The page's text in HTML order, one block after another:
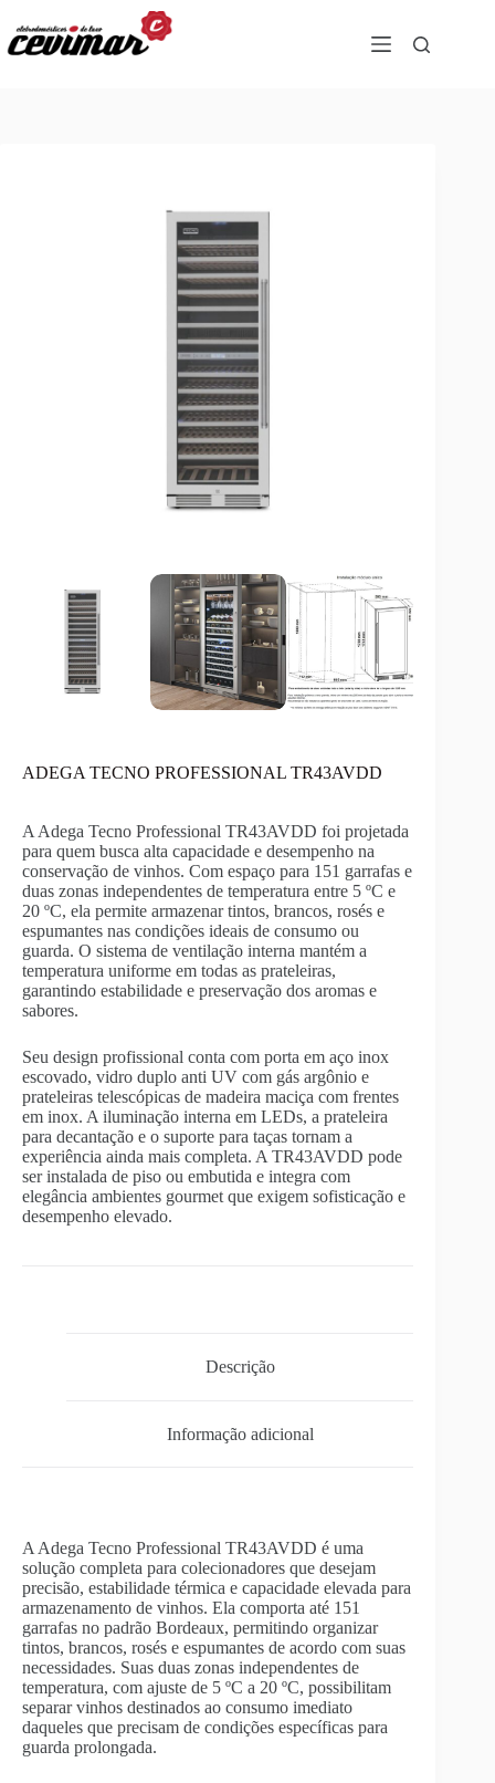
ADEGA TECNO PROFESSIONAL TR43AVDD
A Adega Tecno Professional TR43AVDD foi projetada
para quem busca alta capacidade e desempenho na
conservação de vinhos. Com espaço para 151 garrafas e
duas zonas independentes de temperatura entre 5 ºC e
20 ºC, ela permite armazenar tintos, brancos, rosés e
espumantes nas condições ideais de consumo ou
guarda. O sistema de ventilação interna mantém a
temperatura uniforme em todas as prateleiras,
garantindo estabilidade e preservação dos aromas e
sabores.
Seu design profissional conta com porta em aço inox
escovado, vidro duplo anti UV com gás argônio e
prateleiras telescópicas de madeira maciça com frentes
em inox. A iluminação interna em LEDs, a prateleira
para decantação e o suporte para taças tornam a
experiência ainda mais completa. A TR43AVDD pode
ser instalada de piso ou embutida e integra com
elegância ambientes gourmet que exigem sofisticação e
desempenho elevado.
Descrição
Informação adicional
A Adega Tecno Professional TR43AVDD é uma
solução completa para colecionadores que desejam
precisão, estabilidade térmica e capacidade elevada para
armazenamento de vinhos. Ela comporta até 151
garrafas no padrão Bordeaux, permitindo organizar
tintos, brancos, rosés e espumantes de acordo com suas
necessidades. Suas duas zonas independentes de
temperatura, com ajuste de 5 ºC a 20 ºC, possibilitam
separar vinhos destinados ao consumo imediato
daqueles que precisam de condições específicas para
guarda prolongada.